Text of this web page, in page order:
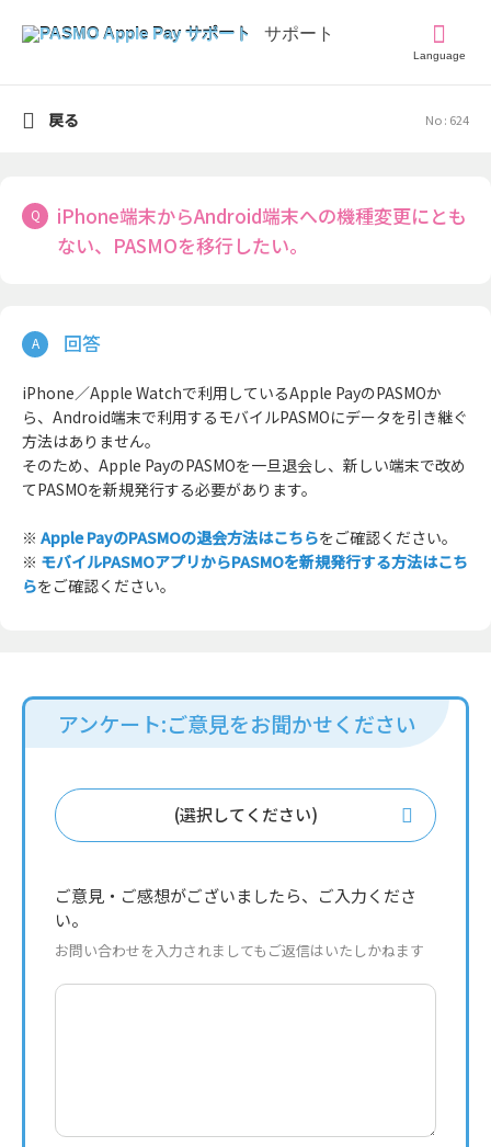
Language
No : 624
iPhone端末からAndroid端末への機種変更にとも
ない、PASMOを移行したい。
iPhone／Apple Watchで利用しているApple PayのPASMOか
ら、Android端末で利用するモバイルPASMOにデータを引き継ぐ
方法はありません。
そのため、Apple PayのPASMOを一旦退会し、新しい端末で改め
てPASMOを新規発行する必要があります。
※ Apple PayのPASMOの退会方法はこちらをご確認ください。
※ モバイルPASMOアプリからPASMOを新規発行する方法はこち
らをご確認ください。
戻る
アンケート:ご意見をお聞かせください
(選択してください)
ご意見・ご感想がございましたら、ご入力くださ
い。
お問い合わせを入力されましてもご返信はいたしかねます